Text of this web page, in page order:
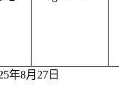
年8月27日